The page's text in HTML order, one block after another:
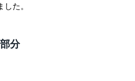
た。
分